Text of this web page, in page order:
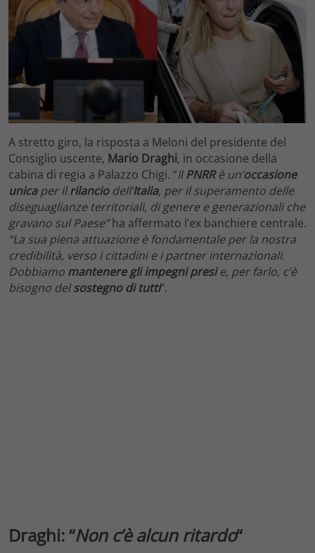
A stretto giro, la risposta a Meloni del presidente del
Consiglio uscente, Mario Draghi, in occasione della
cabina di regia a Palazzo Chigi. “IlPNRRè un’occasione
unicaper ilrilanciodell’Italia, per il superamento delle
diseguaglianze territoriali, di genere e generazionali che
gravano sul Paese”ha affermato l’ex banchiere centrale.
“La sua piena attuazione è fondamentale per la nostra
credibilità, verso i cittadini e i partner internazionali.
Dobbiamo mantenere gli impegni presie, per farlo, c’è
bisogno delsostegno di tutti“.
Draghi: “Non c’è alcun ritardo“